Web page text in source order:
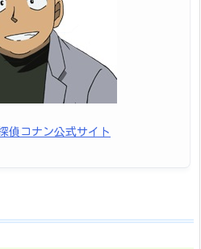
偵コナン公式サイト